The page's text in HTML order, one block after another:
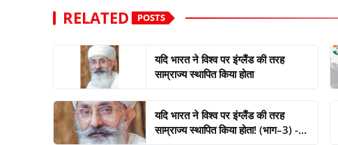
RELATED POSTS
यदि भारत ने विश्व पर इंग्लैंड की तरह
साम्राज्य स्थापित किया होता
यदि भारत ने विश्व पर इंग्लैंड की तरह
साम्राज्य स्थापित किया होता! (भाग–3) -...